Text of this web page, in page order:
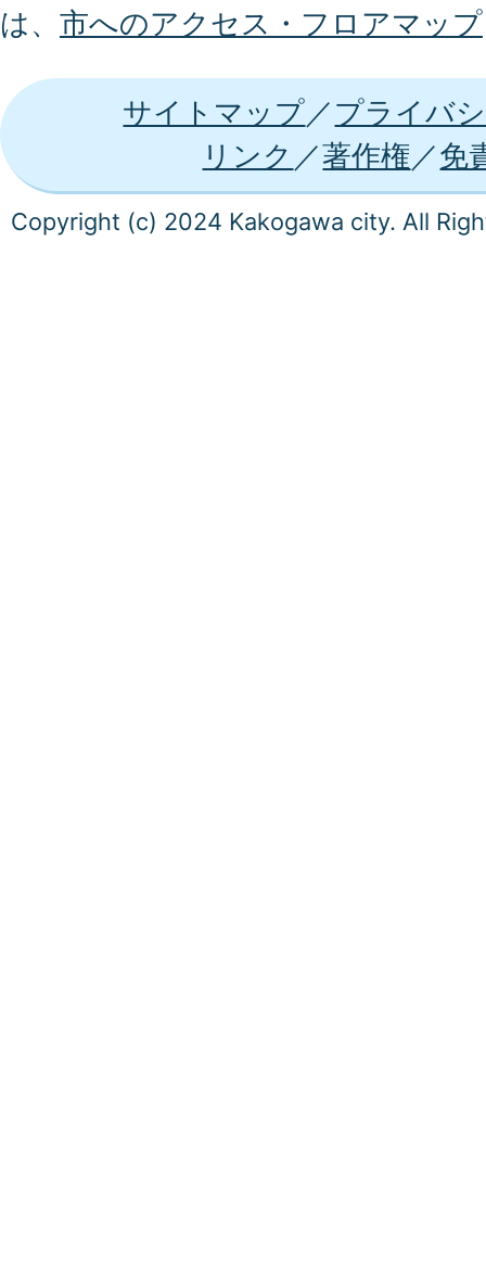
は、 市へのアクセス・フロアマップ
サイトマップ
プライバ
リンク
著作権 免
Copyright (c) 2024 Kakogawa city. All